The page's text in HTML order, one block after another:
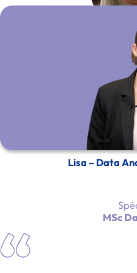
Lisa – Data
MSc